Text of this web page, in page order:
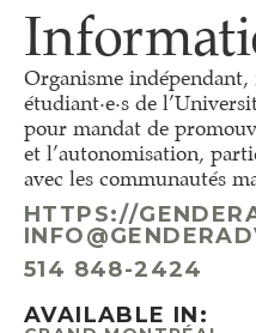
Organisme indépendant,
étudiant·e·s de
pour mandat de
et l’autonomisation,
avec les communautés
HTTPS://
514 848-2424
AVAILABLE IN: